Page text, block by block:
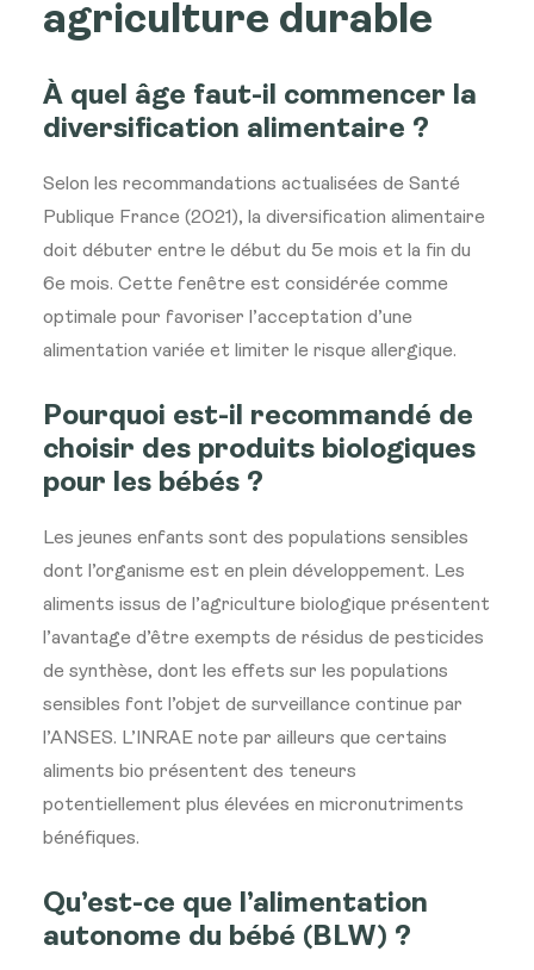
agriculture durable
À quel âge faut-il commencer la
diversification alimentaire ?
Selon les recommandations actualisées de Santé
Publique France (2021), la diversification alimentaire
doit débuter entre le début du 5e mois et la fin du
6e mois. Cette fenêtre est considérée comme
optimale pour favoriser l’acceptation d’une
alimentation variée et limiter le risque allergique.
Pourquoi est-il recommandé de
choisir des produits biologiques
pour les bébés ?
Les jeunes enfants sont des populations sensibles
dont l’organisme est en plein développement. Les
aliments issus de l’agriculture biologique présentent
l’avantage d’être exempts de résidus de pesticides
de synthèse, dont les effets sur les populations
sensibles font l’objet de surveillance continue par
l’ANSES. L’INRAE note par ailleurs que certains
aliments bio présentent des teneurs
potentiellement plus élevées en micronutriments
bénéfiques.
Qu’est-ce que l’alimentation
autonome du bébé (BLW) ?